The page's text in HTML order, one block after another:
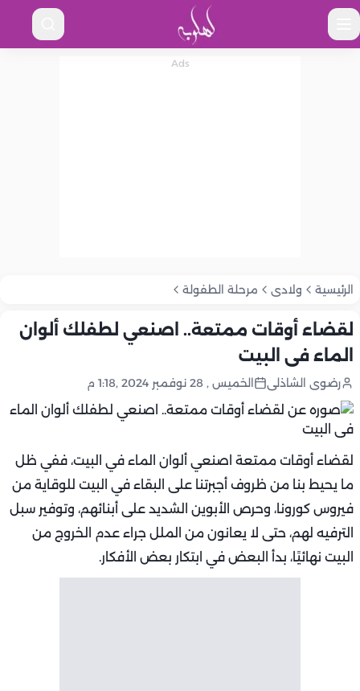
الرئيسية ولادى مرحلة الطفولة
لقضاء أوقات ممتعة.. اصنعي لطفلك ألوان
الماء فى البيت
رضوى الشاذلى الخميس , 28 نوفمبر 2024 ,1:18 م
لقضاء أوقات ممتعة اصنعي ألوان الماء في البيت، ففي ظل
ما يحيط بنا من ظروف أجبرتنا على البقاء في البيت للوقاية من
فيروس كورونا، وحرص الأبوين الشديد على أبنائهم، وتوفير سبل
الترفيه لهم، حتى لا يعانون من الملل جراء عدم الخروج من
البيت نهائيًا، بدأ البعض في ابتكار بعض الأفكار.